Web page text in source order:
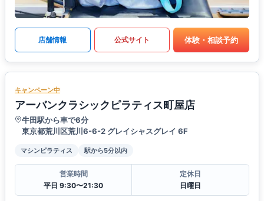
店舗情報 公式サイト 体験・相談予約
キャンペーン中
アーバンクラシックピラティス町屋店
牛田駅から車で6分
東京都荒川区荒川6-6-2 グレイシャスグレイ 6F
マシンピラティス 駅から5分以内
営業時間
平日 9:30〜21:30
定休日
日曜日